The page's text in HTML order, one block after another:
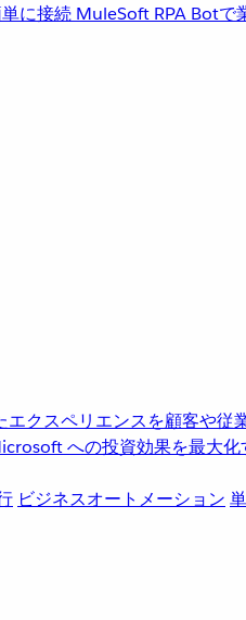
に接続 MuleSoft RPA Botで
クスペリエンスを顧客や従
への投資効果を最大化
ビジネスオートメーション